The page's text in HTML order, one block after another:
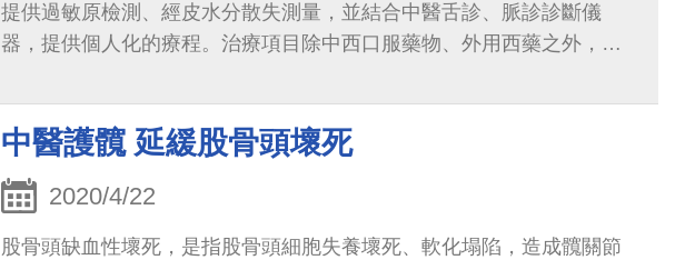
提供過敏原檢測、經皮水分散失測量，並結合中醫舌診、脈診診斷儀
器，提供個人化的療程。治療項目除中西口服藥物、外用西藥之外，中
中醫護髖 延緩股骨頭壞死
2020/4/22
股骨頭缺血性壞死，是指股骨頭細胞失養壞死、軟化塌陷，造成髖關節